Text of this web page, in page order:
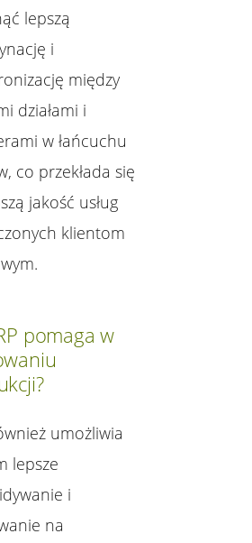
lepszą
i
między
działami i
w łańcuchu
co przekłada się
jakość usług
klientom
pomaga w
umożliwia
lepsze
i
na